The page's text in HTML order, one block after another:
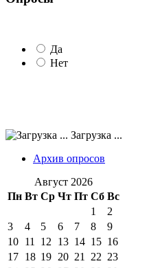
Да
Нет
Загрузка ...
Архив опросов
Август 2026
Пн Вт Ср Чт Пт Сб Вс
1
2
3
4 5 6 7 8
9
10 11 12 13 14 15 16
17 18 19 20 21 22 23